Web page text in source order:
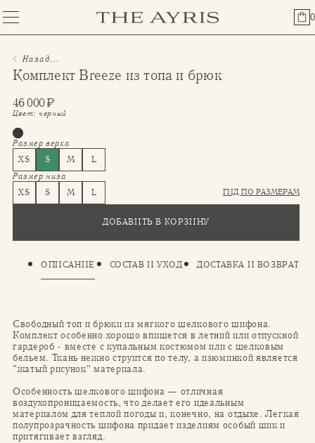
0
Назад...
⁠⁠Комплект Breeze из топа и брюк
46 000₽
Цвет:черный
Размер верха
S
XS M
L
Размер низа
S
XS M L ГИД ПО РАЗМЕРАМ
ДОБАВИТЬ В КОРЗИНУ
ОПИСАНИЕ СОСТАВ И УХОД ДОСТАВКА И ВОЗВРАТ
Свободный топ и брюки из мягкого шелкового шифона.
Комплект особенно хорошо впишется в летний или отпускной
гардероб - вместе с купальным костюмом или с шелковым
бельем. Ткань нежно струится по телу, а изюминкой является
"жатый рисунок" материала.
Особенность шелкового шифона — отличная
воздухопроницаемость, что делает его идеальным
материалом для теплой погоды и, конечно, на отдыхе. Легкая
полупрозрачность шифона придает изделиям особый шик и
притягивает взгляд.